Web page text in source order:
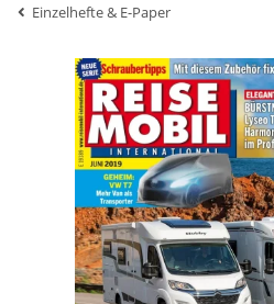
Einzelhefte & E-Paper